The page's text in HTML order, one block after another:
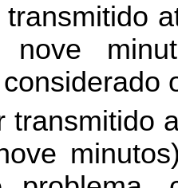
nove
transmitido